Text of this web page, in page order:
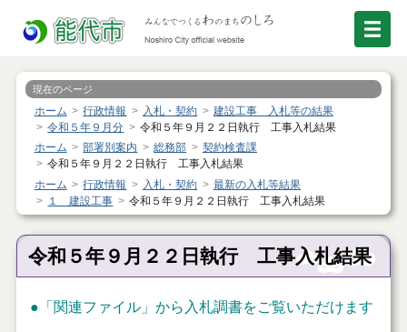
現在のページ
ホーム 行政情報 入札・契約
建設工事 入札等の結果
令和５年９月分
令和５年９月２２日執行 工事入札結果
ホーム
部署別案内 総務部
契約検査課
令和５年９月２２日執行 工事入札結果
ホーム
行政情報 入札・契約
最新の入札等結果
１ 建設工事
令和５年９月２２日執行 工事入札結果
令和５年９月２２日執行 工事入札結果
●「関連ファイル」から入札調書をご覧いただけます